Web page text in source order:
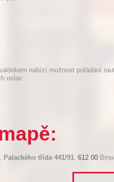
nabízí možnost pořádání
oslav.
Palackého třída 441/91, 612 00